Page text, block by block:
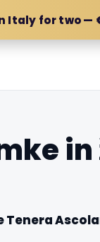
Italy for two —
Tenera